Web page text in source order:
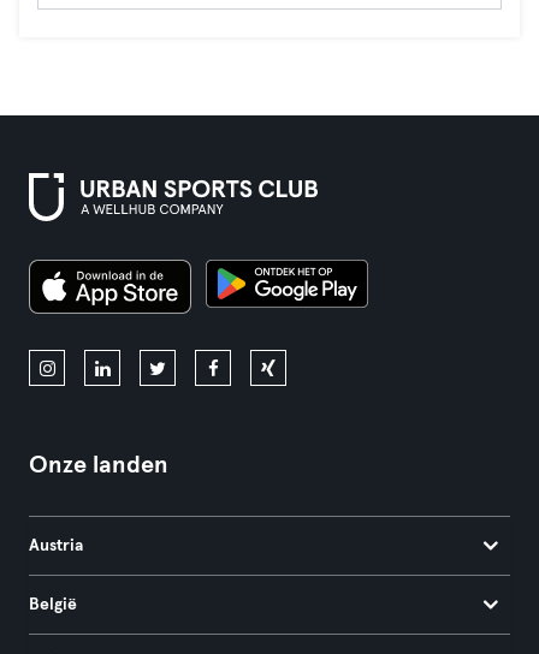
Onze landen
Austria
België